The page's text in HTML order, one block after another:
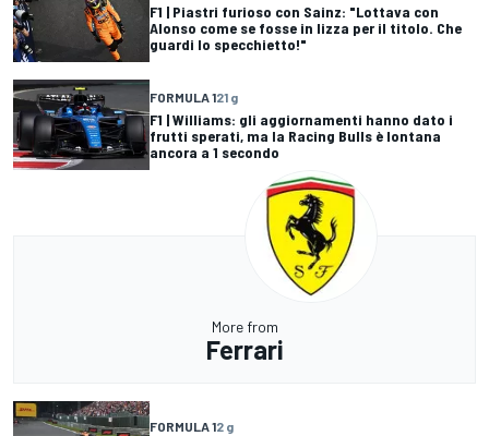
F1 | Piastri furioso con Sainz: "Lottava con
Alonso come se fosse in lizza per il titolo. Che
guardi lo specchietto!"
FORMULA 121 g
F1 | Williams: gli aggiornamenti hanno dato i
frutti sperati, ma la Racing Bulls è lontana
ancora a 1 secondo
More from
Ferrari
FORMULA 12 g